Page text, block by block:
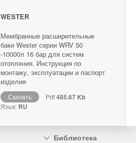
WESTER
Мембранные расширительные
баки Wester серии WRV 50
-10000л 16 бар для систем
отопления. Инструкция по
монтажу, эксплуатации и паспорт
изделия
Скачать Pdf485.67 Kb
Язык: RU
Библиотека